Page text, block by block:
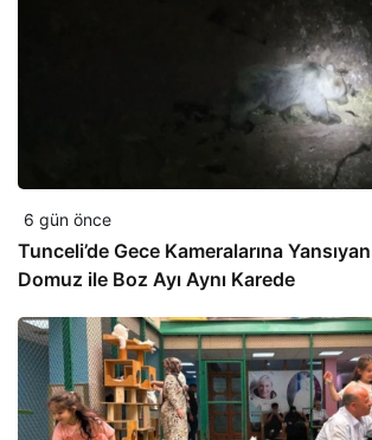
6 gün önce
Tunceli’de Gece Kameralarına
Domuz ile Boz Ayı Aynı Karede